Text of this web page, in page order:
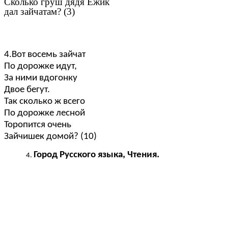
дал зайчатам? (3)
4.Вот восемь зайчат
По дорожке идут,
За ними вдогонку
Двое бегут.
Так сколько ж всего
По дорожке лесной
Торопится очень
Зайчишек домой? (10)
Город Русского языка, Чтения.